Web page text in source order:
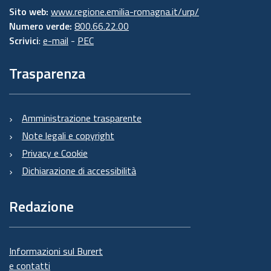
Sito web: www.regione.emilia-romagna.it/urp/
Numero verde: 800.66.22.00
Scrivici: e-mail - PEC
Trasparenza
Amministrazione trasparente
Note legali e copyright
Privacy e Cookie
Dichiarazione di accessibilità
Redazione
Informazioni sul Burert
e contatti